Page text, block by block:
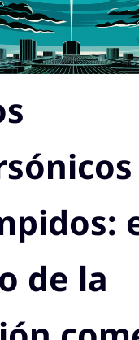
de la